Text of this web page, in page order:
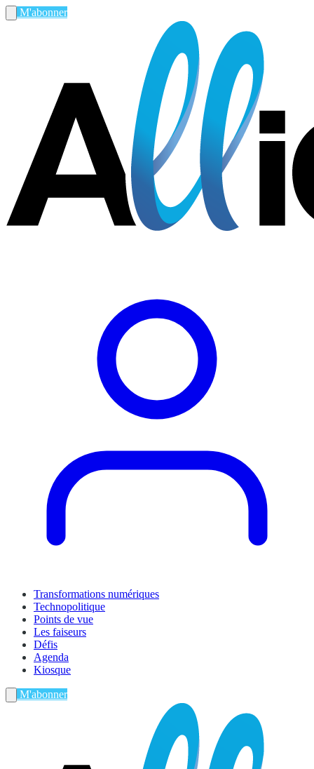
M'abonner
Transformations numériques
Technopolitique
Points de vue
Les faiseurs
Défis
Agenda
Kiosque
M'abonner